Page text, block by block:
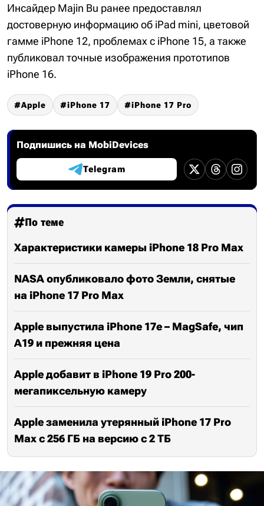
Инсайдер Majin Bu ранее предоставлял
достоверную информацию об iPad mini, цветовой
гамме iPhone 12, проблемах с iPhone 15, а также
публиковал точные изображения прототипов
iPhone 16.
Apple iPhone 17 iPhone 17 Pro
Подпишись на MobiDevices
Telegram
По теме
Характеристики камеры iPhone 18 Pro Max
NASA опубликовало фото Земли, снятые
на iPhone 17 Pro Max
Apple выпустила iPhone 17e – MagSafe, чип
A19 и прежняя цена
Apple добавит в iPhone 19 Pro 200-
мегапиксельную камеру
Apple заменила утерянный iPhone 17 Pro
Max с 256 ГБ на версию с 2 ТБ